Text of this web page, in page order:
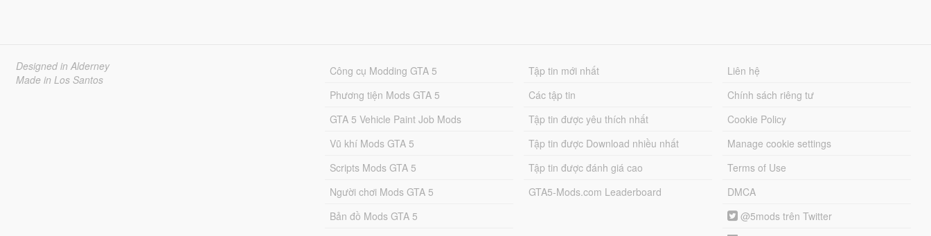
Designed in Alderney
Made in Los Santos
Công cụ Modding GTA 5
Phương tiện Mods GTA 5
GTA 5 Vehicle Paint Job Mods
Vũ khí Mods GTA 5
Scripts Mods GTA 5
Người chơi Mods GTA 5
Bản đồ Mods GTA 5
Tập tin mới nhất
Các tập tin
Tập tin được yêu thích nhất
Tập tin được Download nhiều nhất
Tập tin được đánh giá cao
GTA5-Mods.com Leaderboard
Liên hệ
Chính sách riêng tư
Cookie Policy
Manage cookie settings
Terms of Use
DMCA
@5mods trên Twitter